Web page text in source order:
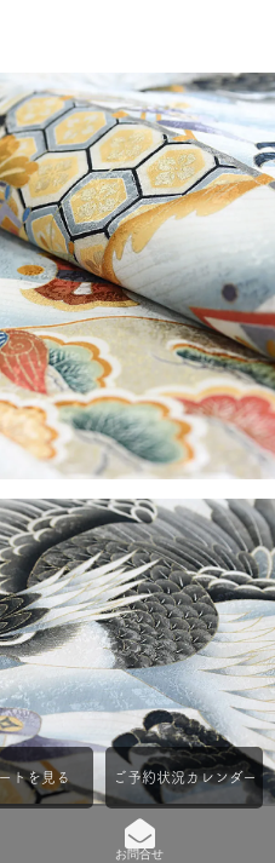
トを見る ご予約状況カレンダー
お問合せ